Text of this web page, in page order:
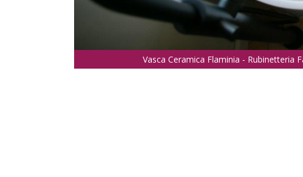
Vasca Ceramica Flaminia - Rubinetteria